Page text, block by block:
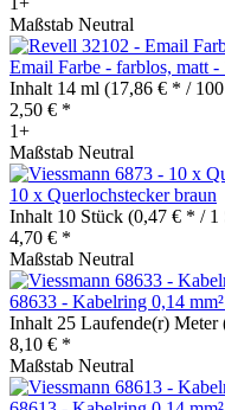
Maßstab Neutral
Email Farbe - farblos, matt -
Inhalt 14 ml (17,86 € * /
2,50 € *
1+
Maßstab Neutral
10 x Querlochstecker braun
Inhalt 10 Stück (0,47 € * / 1
4,70 € *
Maßstab Neutral
68633 - Kabelring 0,14
Inhalt 25 Laufende(r) Meter
8,10 € *
Maßstab Neutral